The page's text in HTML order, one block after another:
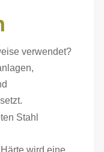
verwendet?
Stahl
wird eine